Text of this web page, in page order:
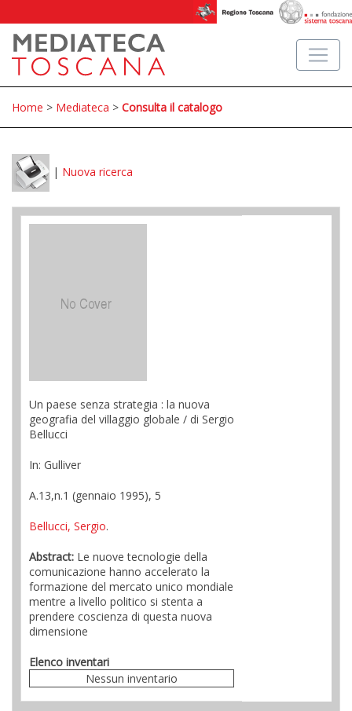
Home > Mediateca > Consulta il catalogo
| Nuova ricerca
Un paese senza strategia : la nuova
geografia del villaggio globale / di Sergio
Bellucci
In: Gulliver
A.13,n.1 (gennaio 1995), 5
Bellucci, Sergio.
Abstract: Le nuove tecnologie della
comunicazione hanno accelerato la
formazione del mercato unico mondiale
mentre a livello politico si stenta a
prendere coscienza di questa nuova
dimensione
Elenco inventari
Nessun inventario